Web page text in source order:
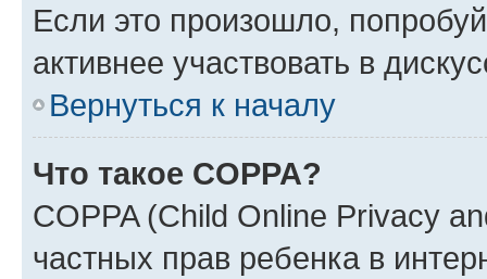
Если это произошло,
активнее участвовать в
Вернуться к началу
Что такое COPPA?
COPPA (Child Online Privacy
частных прав ребенка в